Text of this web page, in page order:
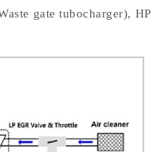
gate tubocharger),